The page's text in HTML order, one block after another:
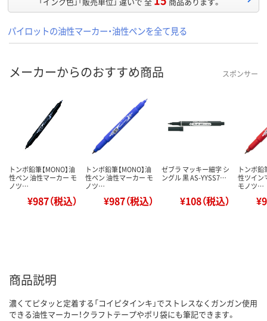
パイロットの油性マーカー・油性ペンを全て見る
メーカーからのおすすめ商品 スポンサー
トンボ鉛筆【MONO】油
性ペン 油性マーカー モ
ノツ…
¥987（税込）
トンボ鉛筆【MONO】油
性ペン 油性マーカー モ
ノツ…
¥987（税込）
ゼブラ マッキー細字 シ
ングル 黒 AS-YYSS7…
¥108（税込）
トンボ鉛
性ツイン
モノツ…
商品説明
濃くてピタッと定着する「コイピタインキ」でストレスなくガンガン使用
できる油性マーカー！クラフトテープやポリ袋にも筆記できます。